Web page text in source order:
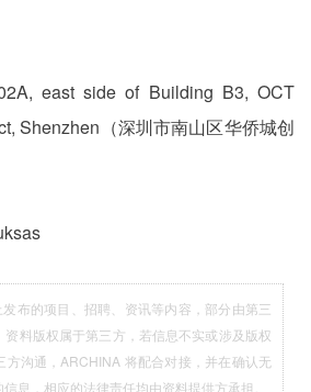
east side of Building B3, OCT
Shenzhen（深圳市南山区华侨城创
布的项目、招聘、资讯等内容，部分由第三
资料版权属于第三方，若信息不实或涉及版权
方沟通，ARCHINA 将配合对接，并在确认无
息，相应的法律责任均由资料提供方承担。